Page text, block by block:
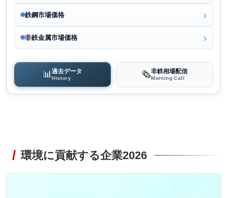
鉄鋼市場価格
非鉄金属市場価格
📊過去データ
History 🗞️非鉄相場配信
Morning Call
環境に貢献する企業2026